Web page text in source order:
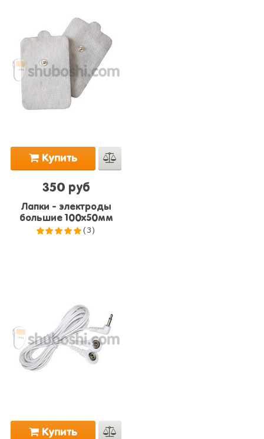
Купить
350 руб
Лапки - электроды
большие 100x50мм
(3)
Купить